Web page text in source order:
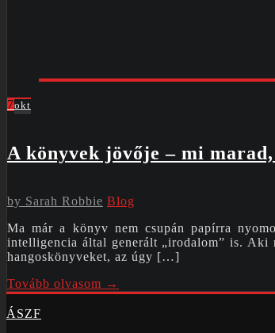
7okt
A könyvek jövője – mi
by Sarah Robbie Blog
Ma már a könyv nem csupán papírra
intelligencia által generált „irodalom” is. Aki
hangoskönyveket, az úgy […]
Tovább olvasom →
ÁSZF